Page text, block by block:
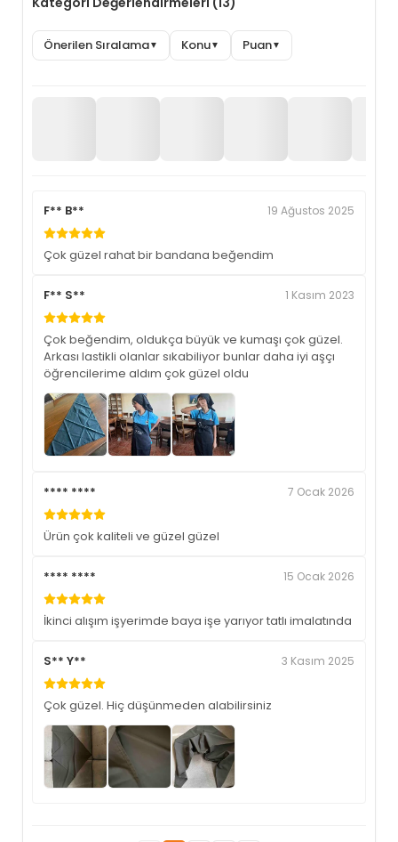
Önerilen Sıralama▼ Konu▼ Puan▼
F** B** 19 Ağustos 2025
Çok güzel rahat bir bandana beğendim
F** S** 1 Kasım 2023
Çok beğendim, oldukça büyük ve kumaşı çok güzel.
Arkası lastikli olanlar sıkabiliyor bunlar daha iyi aşçı
öğrencilerime aldım çok güzel oldu
**** **** 7 Ocak 2026
Ürün çok kaliteli ve güzel güzel
**** **** 15 Ocak 2026
İkinci alışım işyerimde baya işe yarıyor tatlı imalatında
S** Y** 3 Kasım 2025
Çok güzel. Hiç düşünmeden alabilirsiniz